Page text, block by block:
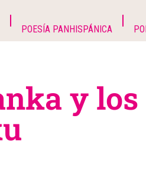
POESÍA PANHISPÁNICA
y